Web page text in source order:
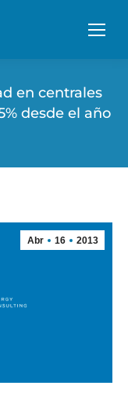
en centrales
desde el año
Abr 16 2013